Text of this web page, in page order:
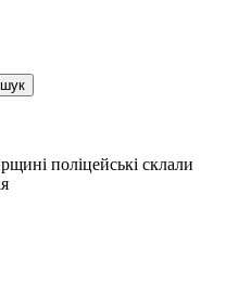
поліцейські склали